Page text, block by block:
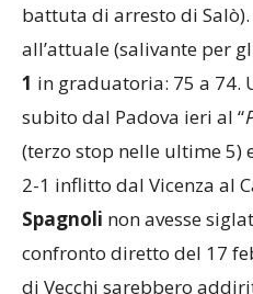
battuta di arresto di
all’attuale (salivante per
1 in graduatoria: 75 a 74.
subito dal Padova ieri al “
(terzo stop nelle ultime 5)
2-1 inflitto dal Vicenza al
Spagnoli non avesse
confronto diretto del 17
di Vecchi sarebbero